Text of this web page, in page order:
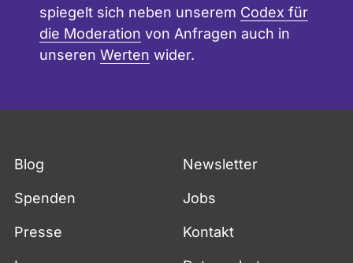
spiegelt sich neben unserem Codex für
die Moderation von Anfragen auch in
unseren Werten wider.
Blog Newsletter
Spenden Jobs
Presse Kontakt